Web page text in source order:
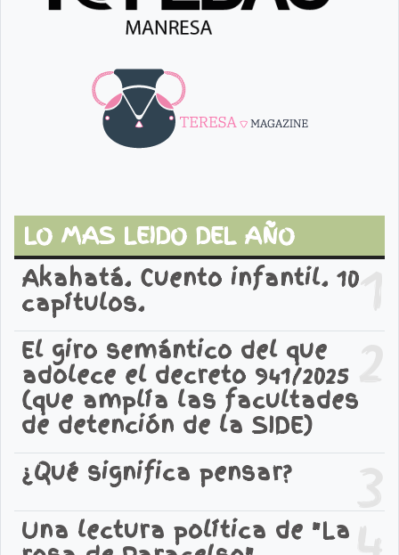
LO MAS LEIDO DEL AÑO
1
Akahatá. Cuento infantil. 10
capítulos.
2
El giro semántico del que
adolece el decreto 941/2025
(que amplía las facultades
de detención de la SIDE)
3
¿Qué significa pensar?
Una lectura política de "La